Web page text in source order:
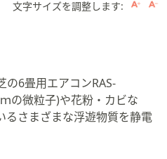
文字サイズを調整します:
の6畳用エアコンRAS-
の微粒子)や花粉・カビな
るさまざまな浮遊物質を静電